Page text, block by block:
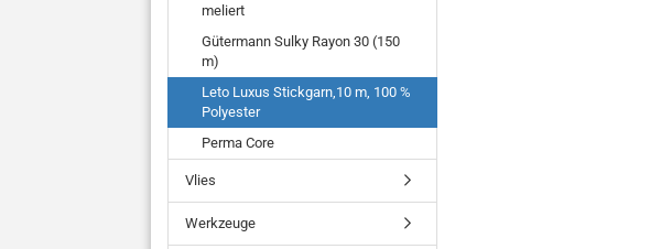
meliert
Gütermann Sulky Rayon 30 (150
m)
Leto Luxus Stickgarn,10 m, 100 %
Polyester
Perma Core
Vlies
Werkzeuge